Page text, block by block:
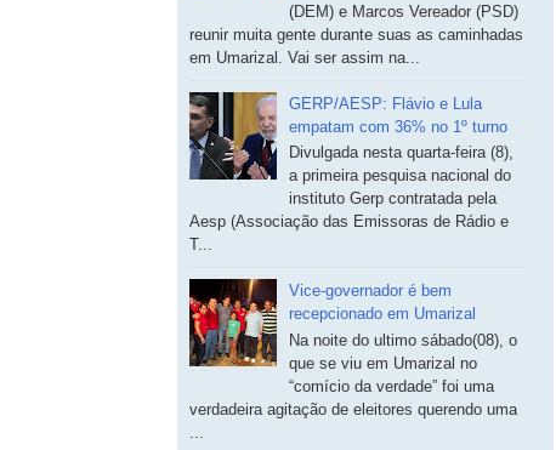
(DEM) e Marcos Vereador (PSD)
reunir muita gente durante suas as caminhadas
em Umarizal. Vai ser assim na...
GERP/AESP: Flávio e Lula
empatam com 36% no 1º turno
Divulgada nesta quarta-feira (8),
a primeira pesquisa nacional do
instituto Gerp contratada pela
Aesp (Associação das Emissoras de Rádio e
T...
Vice-governador é bem
recepcionado em Umarizal
Na noite do ultimo sábado(08), o
que se viu em Umarizal no
“comício da verdade” foi uma
verdadeira agitação de eleitores querendo uma